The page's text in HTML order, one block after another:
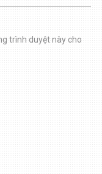
trình duyệt này cho